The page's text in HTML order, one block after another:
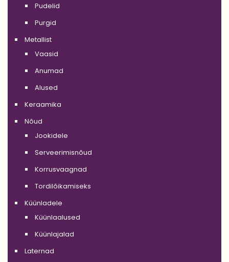
Pudelid
Purgid
Metallist
Vaasid
Anumad
Alused
Keraamika
Nõud
Jookidele
Serveerimisnõud
Korrusvaagnad
Tordilõikamiseks
Küünladele
Küünlaalused
Küünlajalad
Laternad